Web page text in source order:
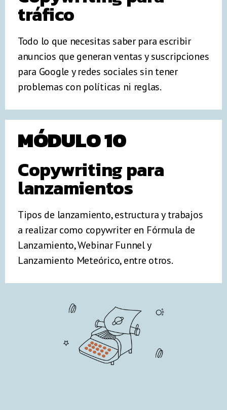
tráfico
Todo lo que necesitas saber para escribir
anuncios que generan ventas y suscripciones
para Google y redes sociales sin tener
problemas con políticas ni reglas.
MÓDULO 10
Copywriting para
lanzamientos
Tipos de lanzamiento, estructura y trabajos
a realizar como copywriter en Fórmula de
Lanzamiento, Webinar Funnel y
Lanzamiento Meteórico, entre otros.